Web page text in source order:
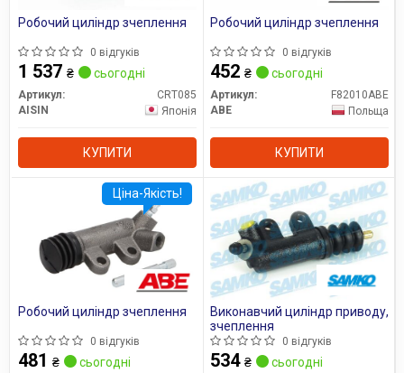
Робочий циліндр зчеплення
0 відгуків
1 537 ₴ сьогодні
Артикул:
CRT085
AISIN
Японія
КУПИТИ
Робочий циліндр зчеплення
0 відгуків
452 ₴ сьогодні
Артикул:
F82010ABE
ABE
Польща
КУПИТИ
Робочий циліндр зчеплення
0 відгуків
481 ₴ сьогодні
Ціна-Якість!
Виконавчий циліндр приводу,
зчеплення
0 відгуків
534 ₴ сьогодні